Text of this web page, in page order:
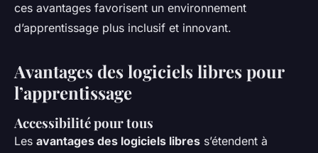
ces avantages favorisent un environnement
d’apprentissage plus inclusif et innovant.
Avantages des logiciels libres pour
l’apprentissage
Accessibilité pour tous
Les avantages des logiciels libres s’étendent à